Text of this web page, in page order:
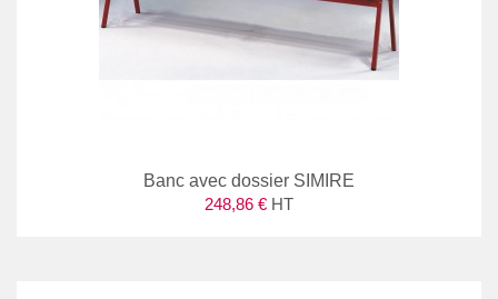
Banc avec dossier SIMIRE
248,86 € HT